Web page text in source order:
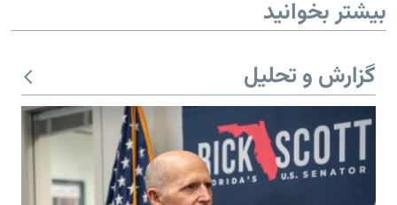
بیشتر بخوانید
گزارش و تحلیل